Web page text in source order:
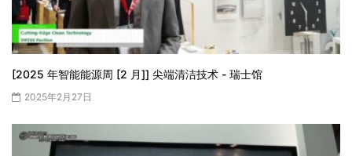
[2025 年智能能源周 [2 月]] 尖端清洁技术 - 瑞士馆
2025年2月27日